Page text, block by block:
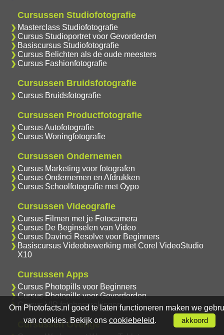
Cursussen Studiofotografie
Masterclass Studiofotografie
Cursus Studioportret voor Gevorderden
Basiscursus Studiofotografie
Cursus Belichten als de oude meesters
Cursus Fashionfotografie
Cursussen Bruidsfotografie
Cursus Bruidsfotografie
Cursussen Productfotografie
Cursus Autofotografie
Cursus Woningfotografie
Cursussen Ondernemen
Cursus Marketing voor fotografen
Cursus Ondernemen en Afdrukken
Cursus Schoolfotografie met Oypo
Cursussen Videografie
Cursus Filmen met je Fotocamera
Cursus De Beginselen van Video
Cursus Davinci Resolve voor Beginners
Basiscursus Videobewerking met Corel VideoStudio
X10
Cursussen Apps
Cursus Photopills voor Beginners
Cursus Photopills voor Gevorderden
Cursus VIP fotobesprekingen
Cursussen Overige
Om Photofacts.nl goed te laten functioneren maken we
van cookies. Bekijk ons cookiebeleid. akkoord